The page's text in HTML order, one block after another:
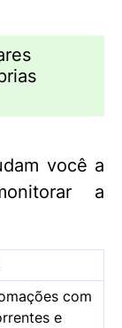
você a
a
com
e